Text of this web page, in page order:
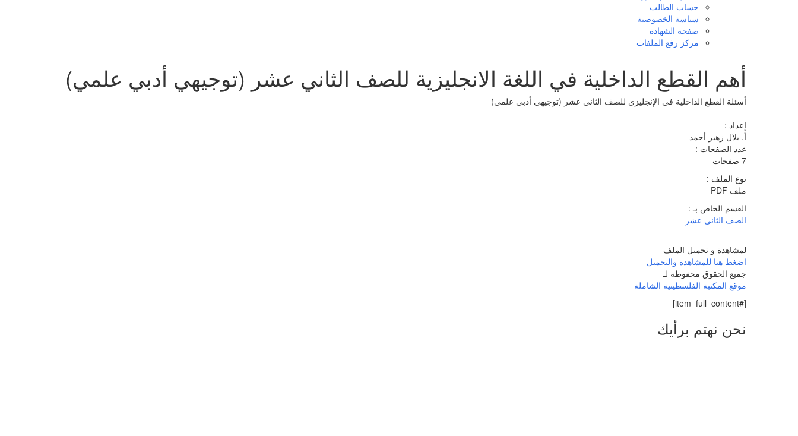
حساب الطالب
سياسة الخصوصية
صفحة الشهادة
مركز رفع الملفات
أهم القطع الداخلية في اللغة الانجليزية للصف الثاني عشر (توجيهي أدبي علمي)
أسئلة القطع الداخلية في الإنجليزي للصف الثاني عشر (توجيهي أدبي علمي)
إعداد :
أ. بلال زهير أحمد
عدد الصفحات :
7 صفحات
نوع الملف :
ملف PDF
القسم الخاص بـ :
الصف الثاني عشر
لمشاهدة و تحميل الملف
اضغط هنا للمشاهدة والتحميل
جميع الحقوق محفوظة لـ
موقع المكتبة الفلسطينية الشاملة
[#item_full_content]
نحن نهتم برأيك